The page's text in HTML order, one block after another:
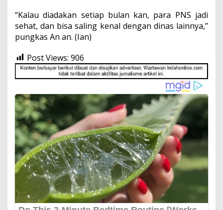
“Kalau diadakan setiap bulan kan, para PNS jadi
sehat, dan bisa saling kenal dengan dinas lainnya,”
pungkas An an. (Ian)
Post Views: 906